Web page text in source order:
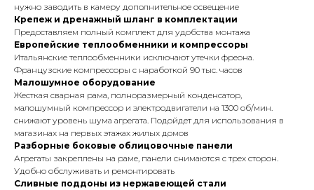
нужно заводить в камеру дополнительное освещение
Крепеж и дренажный шланг в комплектации
Предоставляем полный комплект для удобства монтажа
Европейские теплообменники и компрессоры
Итальянские теплообменники исключают утечки фреона.
Французские компрессоры с наработкой 90 тыс. часов
Малошумное оборудование
Жесткая сварная рама, полноразмерный конденсатор,
малошумный компрессор и электродвигатели на 1300 об/мин.
снижают уровень шума агрегата. Подойдет для использования в
магазинах на первых этажах жилых домов
Разборные боковые облицовочные панели
Агрегаты закреплены на раме, панели снимаются с трех сторон.
Удобно обслуживать и ремонтировать
Сливные поддоны из нержавеющей стали